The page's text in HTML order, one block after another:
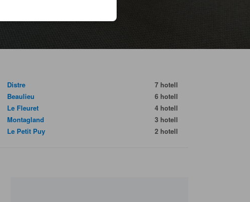
Distre
7 hotell
Beaulieu
6 hotell
Le Fleuret
4 hotell
Montagland
3 hotell
Le Petit Puy
2 hotell